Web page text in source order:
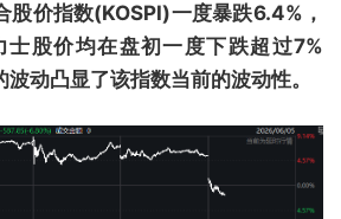
股价指数(KOSPI)一度暴跌6.4%，
士股价均在盘初一度下跌超过7%
动凸显了该指数当前的波动性。